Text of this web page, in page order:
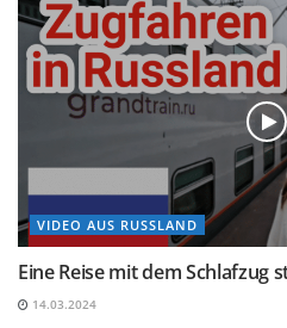
VIDEO AUS RUSSLAND
Eine Reise mit dem Schlafzug
14.03.2024